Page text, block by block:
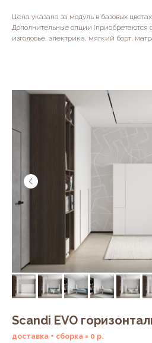
Цена указана за модуль в базовых
Дополнительные опции (приобретаются
изголовье, электрика, мягкий борт,
Scandi EVO
доставка + сборка = 0 р.